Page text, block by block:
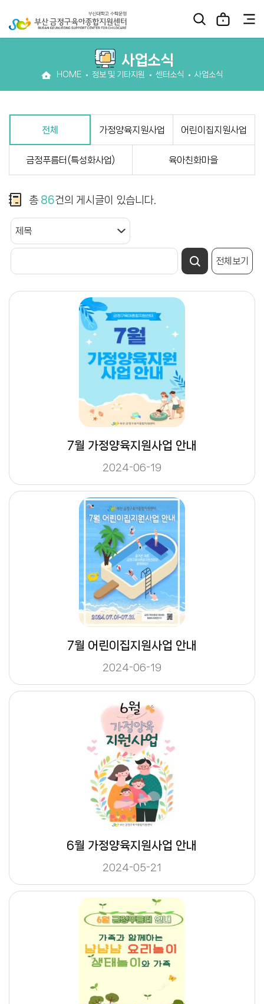
사업소식
HOME 정보 및 기타지원 센터소식 사업소식
전체 가정양육지원사업 어린이집지원사업
금정푸름터(특성화사업) 육아친화마을
총 86건의 게시글이 있습니다.
전체보기
7월 가정양육지원사업 안내
2024-06-19
7월 어린이집지원사업 안내
2024-06-19
6월 가정양육지원사업 안내
2024-05-21